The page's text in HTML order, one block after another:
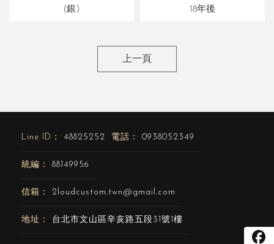
(銀)
18年後
上一頁
48825252 0938052349
88149956
2loudcustom.twn@gmail.com
台北市文山區辛亥路五段31號1樓